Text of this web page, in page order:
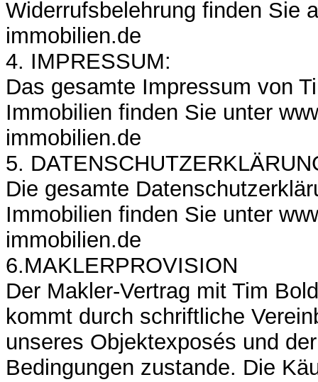
Widerrufsbelehrung finden Sie
immobilien.de
4. IMPRESSUM:
Das gesamte Impressum von
Immobilien finden Sie unter
immobilien.de
5.
Die gesamte
Immobilien finden Sie unter
immobilien.de
6.MAKLERPROVISION
Der Makler-Vertrag mit Tim
kommt durch schriftliche
unseres Objektexposés und
Bedingungen zustande. Die